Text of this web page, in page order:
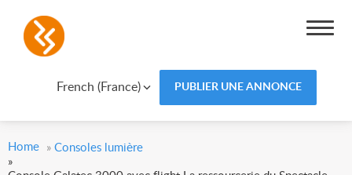
French (France) PUBLIER UNE ANNONCE
Home » Consoles lumière
»